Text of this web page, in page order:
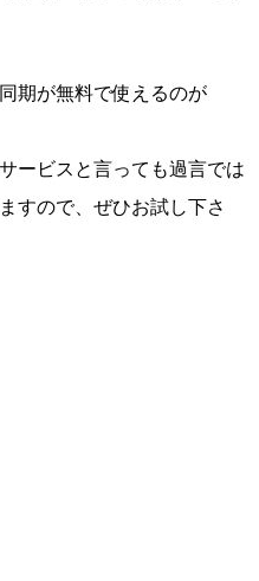
期が無料で使えるのが
ービスと言っても過言では
すので、ぜひお試し下さ